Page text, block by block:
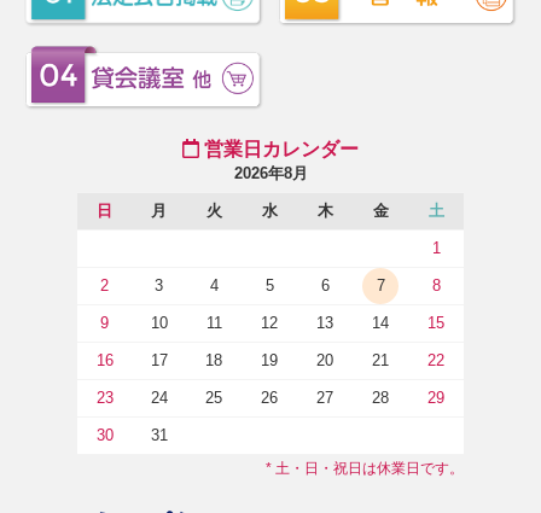
営業日カレンダー
2026年8月
日 月 火 水 木 金 土
1
2 3 4 5 6 7 8
9 10 11 12 13 14 15
16 17 18 19 20 21 22
23 24 25 26 27 28 29
30 31
* 土・日・祝日は休業日です。